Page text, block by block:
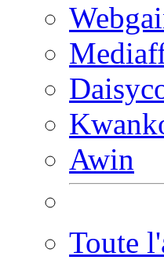
Awin
Toute